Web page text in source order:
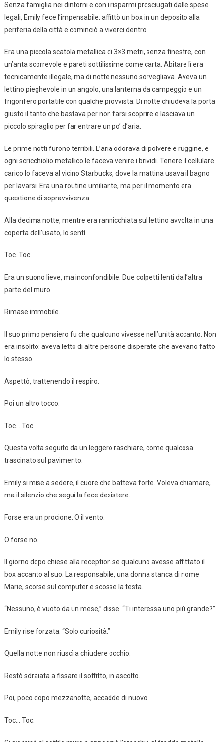
Senza famiglia nei dintorni e con i risparmi prosciugati dalle spese
legali, Emily fece l’impensabile: affittò un box in un deposito alla
periferia della città e cominciò a viverci dentro.
Era una piccola scatola metallica di 3×3 metri, senza finestre, con
un’anta scorrevole e pareti sottilissime come carta. Abitare lì era
tecnicamente illegale, ma di notte nessuno sorvegliava. Aveva un
lettino pieghevole in un angolo, una lanterna da campeggio e un
frigorifero portatile con qualche provvista. Di notte chiudeva la porta
giusto il tanto che bastava per non farsi scoprire e lasciava un
piccolo spiraglio per far entrare un po’ d’aria.
Le prime notti furono terribili. L’aria odorava di polvere e ruggine, e
ogni scricchiolio metallico le faceva venire i brividi. Tenere il cellulare
carico lo faceva al vicino Starbucks, dove la mattina usava il bagno
per lavarsi. Era una routine umiliante, ma per il momento era
questione di sopravvivenza.
Alla decima notte, mentre era rannicchiata sul lettino avvolta in una
coperta dell’usato, lo sentì.
Toc. Toc.
Era un suono lieve, ma inconfondibile. Due colpetti lenti dall’altra
parte del muro.
Rimase immobile.
Il suo primo pensiero fu che qualcuno vivesse nell’unità accanto. Non
era insolito: aveva letto di altre persone disperate che avevano fatto
lo stesso.
Aspettò, trattenendo il respiro.
Poi un altro tocco.
Toc… Toc.
Questa volta seguito da un leggero raschiare, come qualcosa
trascinato sul pavimento.
Emily si mise a sedere, il cuore che batteva forte. Voleva chiamare,
ma il silenzio che seguì la fece desistere.
Forse era un procione. O il vento.
O forse no.
Il giorno dopo chiese alla reception se qualcuno avesse affittato il
box accanto al suo. La responsabile, una donna stanca di nome
Marie, scorse sul computer e scosse la testa.
“Nessuno, è vuoto da un mese,” disse. “Ti interessa uno più grande?”
Emily rise forzata. “Solo curiosità.”
Quella notte non riuscì a chiudere occhio.
Restò sdraiata a fissare il soffitto, in ascolto.
Poi, poco dopo mezzanotte, accadde di nuovo.
Toc… Toc.